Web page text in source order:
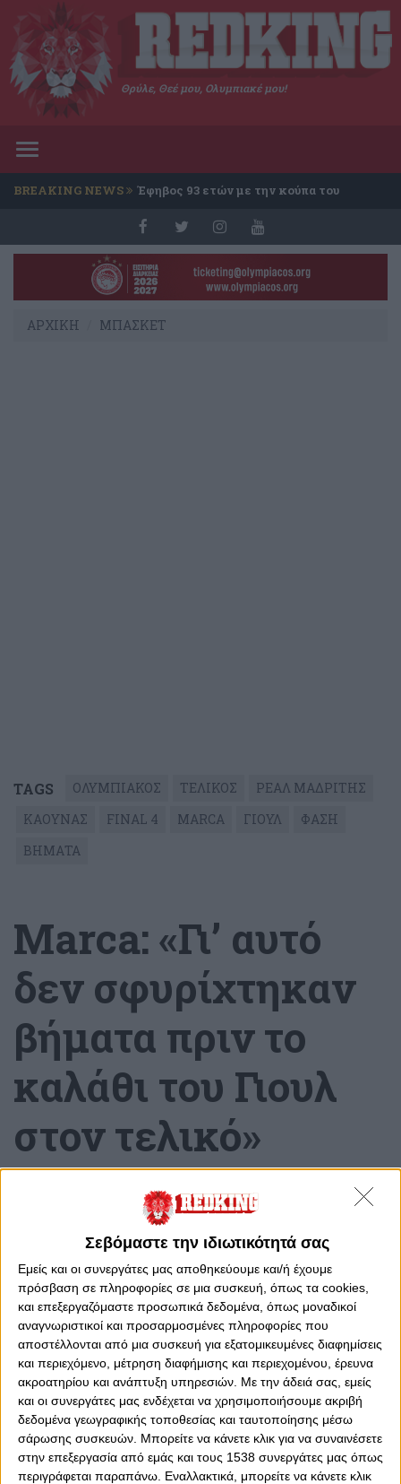
Σεβόμαστε την ιδιωτικότητά σας
Εμείς και οι συνεργάτες μας αποθηκεύουμε και/ή έχουμε
πρόσβαση σε πληροφορίες σε μια συσκευή, όπως τα cookies,
και επεξεργαζόμαστε προσωπικά δεδομένα, όπως μοναδικοί
αναγνωριστικοί και προσαρμοσμένες πληροφορίες που
αποστέλλονται από μια συσκευή για εξατομικευμένες διαφημίσεις
και περιεχόμενο, μέτρηση διαφήμισης και περιεχομένου, έρευνα
ακροατηρίου και ανάπτυξη υπηρεσιών. Με την άδειά σας, εμείς
και οι συνεργάτες μας ενδέχεται να χρησιμοποιήσουμε ακριβή
δεδομένα γεωγραφικής τοποθεσίας και ταυτοποίησης μέσω
σάρωσης συσκευών. Μπορείτε να κάνετε κλικ για να συναινέσετε
στην επεξεργασία από εμάς και τους 1538 συνεργάτες μας όπως
περιγράφεται παραπάνω. Εναλλακτικά, μπορείτε να κάνετε κλικ
Θρύλε, Θεέ μου, Ολυμπιακέ μου!
Toggle
BREAKING NEWS Έφηβος 93 ετών με την κούπα του
ΑΡΧΙΚΗ ΜΠΑΣΚΕΤ
TAGS ΟΛΥΜΠΙΑΚΟΣ ΤΕΛΙΚΟΣ
ΡΕΑΛ ΜΑΔΡΙΤΗΣ
ΚΑΟΥΝΑΣ
FINAL 4 MARCA ΓΙΟΥΛ
ΦΑΣΗ
ΒΗΜΑΤΑ
Marca: «Γι’ αυτό
δεν σφυρίχτηκαν
βήματα πριν το
καλάθι του Γιουλ
στον τελικό»
(video)
Τετάρτη, 24 Μαΐου 2023 - 21:43